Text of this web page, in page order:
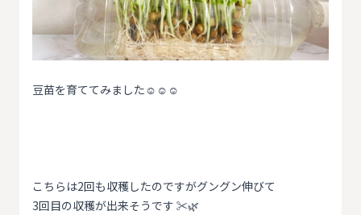
豆苗を育ててみました‪‪☺︎‬‪‪☺︎‬‪‪☺︎‬
こちらは2回も収穫したのですがグングン伸びて
3回目の収穫が出来そうです ✂️🌿